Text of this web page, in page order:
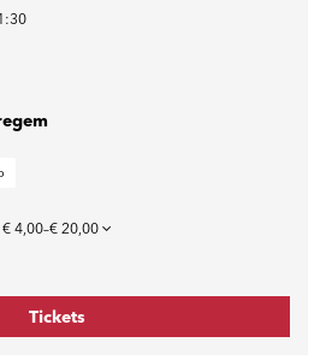
€ 4,00–€ 20,00
Tickets